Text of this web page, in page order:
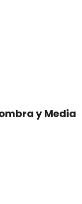
y Media